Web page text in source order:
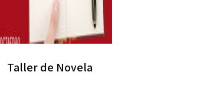
Taller de Novela